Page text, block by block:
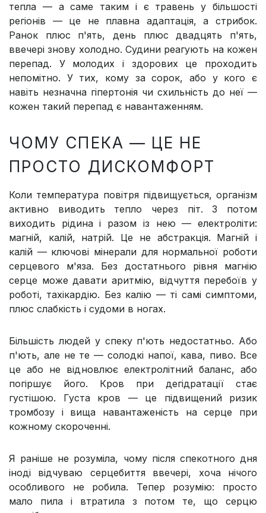
тепла — а саме таким і є травень у більшості
регіонів — це не плавна адаптація, а стрибок.
Ранок плюс п'ять, день плюс двадцять п'ять,
ввечері знову холодно. Судини реагують на кожен
перепад. У молодих і здорових це проходить
непомітно. У тих, кому за сорок, або у кого є
навіть незначна гіпертонія чи схильність до неї —
кожен такий перепад є навантаженням.
ЧОМУ СПЕКА — ЦЕ НЕ
ПРОСТО ДИСКОМФОРТ
Коли температура повітря підвищується, організм
активно виводить тепло через піт. З потом
виходить рідина і разом із нею — електроліти:
магній, калій, натрій. Це не абстракція. Магній і
калій — ключові мінерали для нормальної роботи
серцевого м'яза. Без достатнього рівня магнію
серце може давати аритмію, відчуття перебоїв у
роботі, тахікардію. Без калію — ті самі симптоми,
плюс слабкість і судоми в ногах.
Більшість людей у спеку п'ють недостатньо. Або
п'ють, але не те — солодкі напої, кава, пиво. Все
це або не відновлює електролітний баланс, або
погіршує його. Кров при дегідратації стає
густішою. Густа кров — це підвищений ризик
тромбозу і вища навантаженість на серце при
кожному скороченні.
Я раніше не розуміла, чому після спекотного дня
іноді відчуваю серцебиття ввечері, хоча нічого
особливого не робила. Тепер розумію: просто
мало пила і втратила з потом те, що серцю